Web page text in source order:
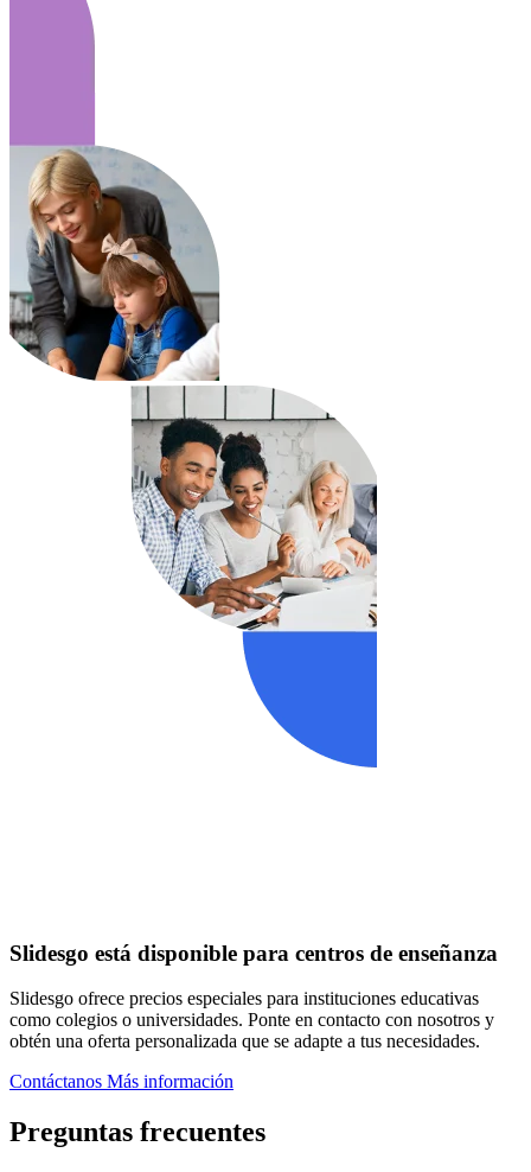
Slidesgo está disponible para centros de enseñanza
Slidesgo ofrece precios especiales para instituciones educativas
como colegios o universidades. Ponte en contacto con nosotros y
obtén una oferta personalizada que se adapte a tus necesidades.
Contáctanos Más información
Preguntas frecuentes